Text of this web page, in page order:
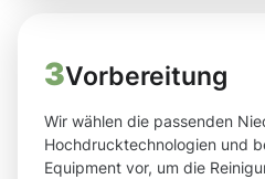
3Vorbereitung
Wir wählen die passenden
Hochdrucktechnologien und
Equipment vor, um die